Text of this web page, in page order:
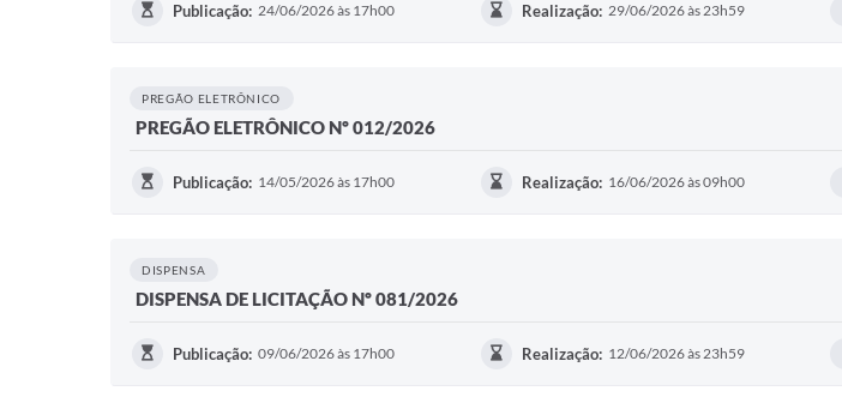
Publicação: 24/06/2026 às 17h00 Realização: 29/06/2026 às 23h59
PREGÃO ELETRÔNICO
PREGÃO ELETRÔNICO Nº 012/2026
Publicação: 14/05/2026 às 17h00 Realização: 16/06/2026 às 09h00
DISPENSA
DISPENSA DE LICITAÇÃO Nº 081/2026
Publicação: 09/06/2026 às 17h00 Realização: 12/06/2026 às 23h59